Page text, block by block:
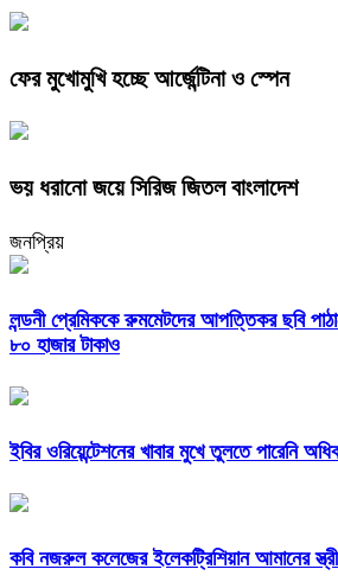
ফের মুখোমুখি হচ্ছে আর্জেন্টিনা ও স্পেন
ভয় ধরানো জয়ে সিরিজ জিতল বাংলাদেশ
জনপ্রিয়
লন্ডনী প্রেমিককে রুমমেটদের আপত্তিকর ছবি
৮০ হাজার টাকাও
ইবির ওরিয়েন্টেশনের খাবার মুখে তুলতে পারেনি
কবি নজরুল কলেজের ইলেকট্রিশিয়ান আমানের